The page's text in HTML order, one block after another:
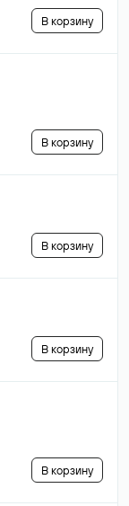
В корзину
В корзину
В корзину
В корзину
В корзину